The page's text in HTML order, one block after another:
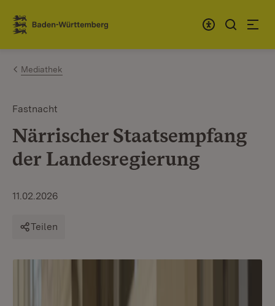
Zum Inhalt springen
Link zur Startseite
Mediathek
Fastnacht
Närrischer Staatsempfang
der Landesregierung
11.02.2026
Teilen